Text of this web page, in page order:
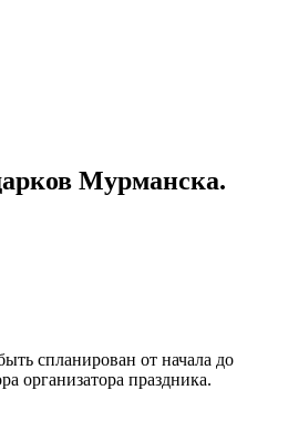
Мурманска.
спланирован от начала до
организатора праздника.